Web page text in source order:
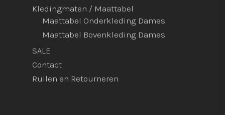
Kledingmaten / Maattabel
Maattabel Onderkleding Dames
Maattabel Bovenkleding Dames
SALE
Contact
Ruilen en Retourneren